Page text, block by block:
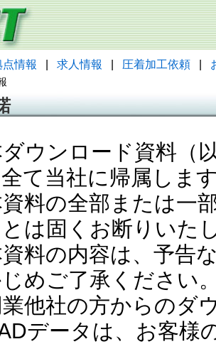
点情報 求人情報 圧着加工依頼
ウンロード資料（
て当社に帰属しま
料の全部または一
は固くお断りいた
料の内容は、予告
めご了承ください
他社の方からのダ
データは、お客様